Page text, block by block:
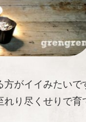
方がイイみたいで
れり尽くせりで育